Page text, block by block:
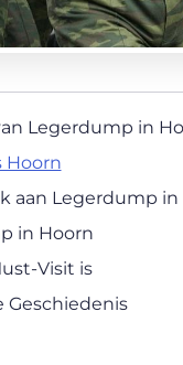
Legerdump in
Hoorn
aan Legerdump in
in Hoorn
Visit is
Geschiedenis